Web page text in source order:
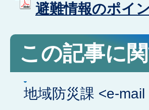
避難情報のポイ
この記事に
地域防災課 <e-mail